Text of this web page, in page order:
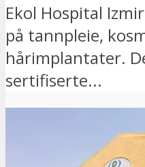
Ekol Hospital
på tannpleie,
hårimplantater.
sertifiserte...